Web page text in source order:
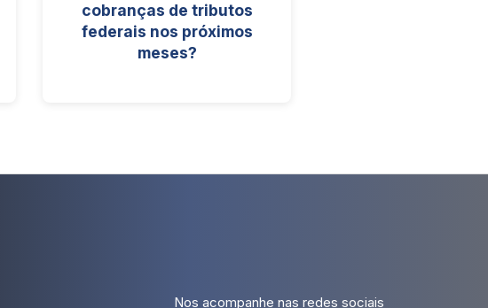
cobranças de tributos
federais nos próximos
meses?
Nos acompanhe nas redes sociais